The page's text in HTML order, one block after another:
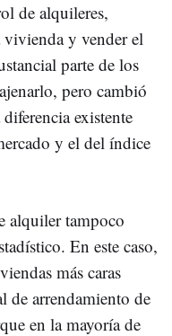
de alquileres,
y vender el
parte de los
pero cambió
existente
y el del índice
alquiler tampoco
En este caso,
más caras
de arrendamiento de
en la mayoría de